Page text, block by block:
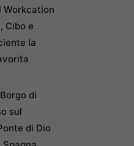
Workcation
Cibo e
la
di
sul
di Dio